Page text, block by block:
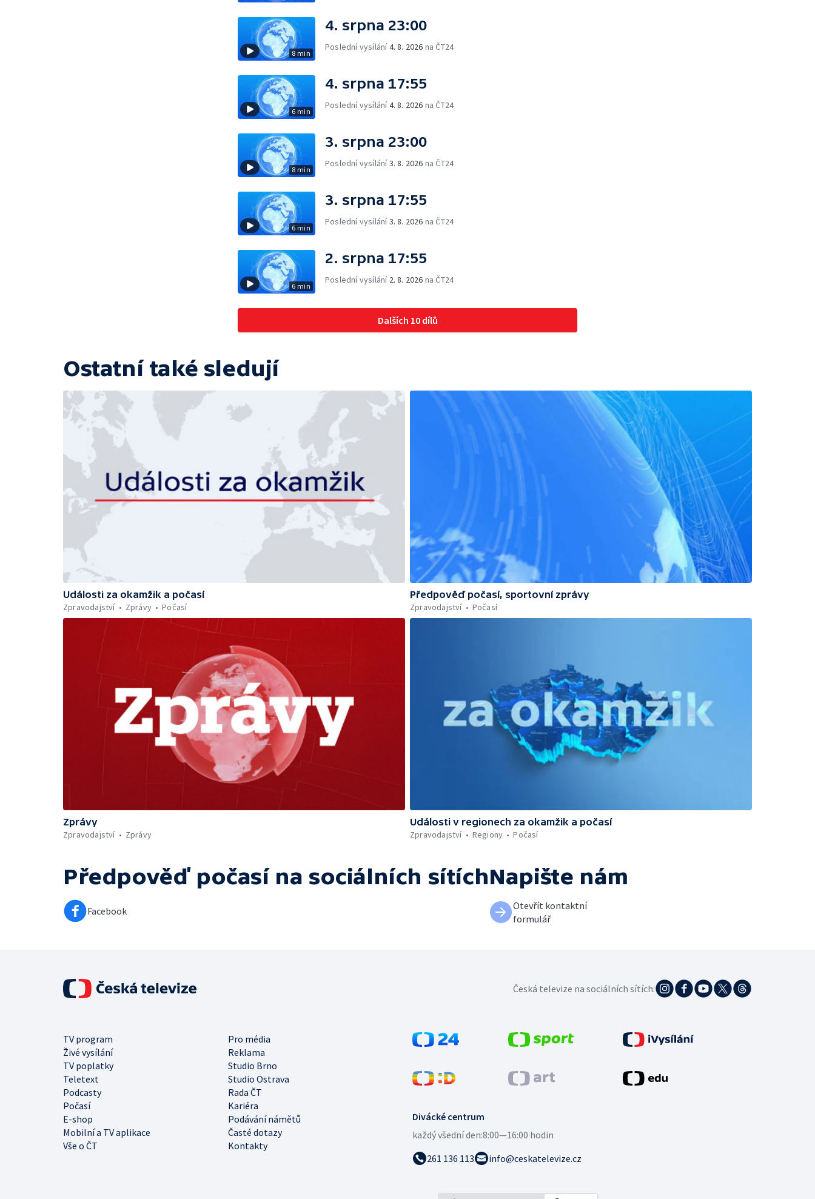
8 min
4. srpna 23:00
Poslední vysílání4. 8. 2026 na ČT24
6 min
4. srpna 17:55
Poslední vysílání4. 8. 2026 na ČT24
8 min
3. srpna 23:00
Poslední vysílání3. 8. 2026 na ČT24
6 min
3. srpna 17:55
Poslední vysílání3. 8. 2026 na ČT24
6 min
2. srpna 17:55
Poslední vysílání 2. 8. 2026 na ČT24
Dalších 10 dílů
Ostatní také sledují
Události za okamžik a počasí
Zpravodajství
Zprávy Počasí
Předpověď počasí, sportovní zprávy
Zpravodajství
Počasí
Zprávy
Zpravodajství
Zprávy
Události v regionech za okamžik a počasí
Zpravodajství
Regiony Počasí
Předpověď počasí na sociálních sítích
Facebook
Napište nám
Otevřít kontaktní
formulář
Divácké centrum
každý všední den:8:00—16:00 hodin
261 136 113
info@ceskatelevize.cz
TV program
Pro média
Živé vysílání
Reklama
TV poplatky
Studio Brno
Teletext
Studio Ostrava
Podcasty
Rada ČT
Počasí
Kariéra
E-shop
Podávání námětů
Mobilní a TV aplikace
Časté dotazy
Vše o ČT
Kontakty
Česká televize na sociálních sítích: